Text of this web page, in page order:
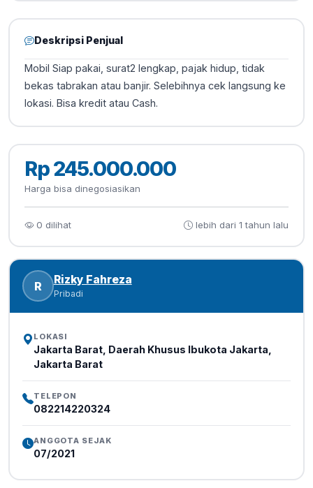
Deskripsi Penjual
Mobil Siap pakai, surat2 lengkap, pajak hidup, tidak
bekas tabrakan atau banjir. Selebihnya cek langsung ke
lokasi. Bisa kredit atau Cash.
Rp 245.000.000
Harga bisa dinegosiasikan
0 dilihat lebih dari 1 tahun lalu
R Rizky Fahreza
Pribadi
LOKASI
Jakarta Barat, Daerah Khusus Ibukota Jakarta,
Jakarta Barat
TELEPON
082214220324
ANGGOTA SEJAK
07/2021